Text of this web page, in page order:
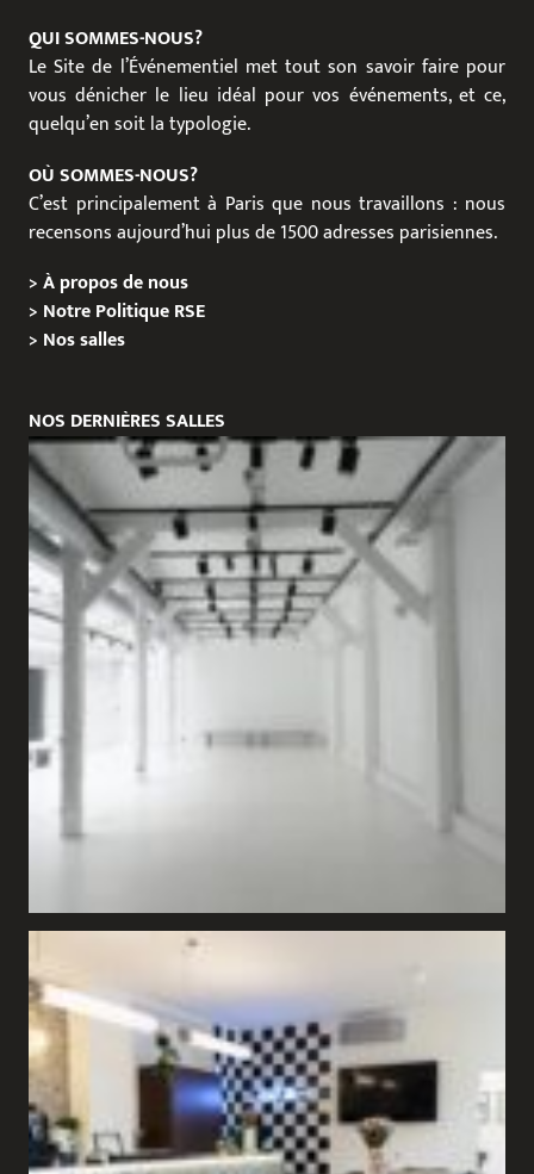
QUI SOMMES-NOUS?
Le Site de l’Événementiel met tout son savoir faire pour
vous dénicher le lieu idéal pour vos événements, et ce,
quelqu’en soit la typologie.
OÙ SOMMES-NOUS?
C’est principalement à Paris que nous travaillons : nous
recensons aujourd’hui plus de 1500 adresses parisiennes.
>À propos de nous
> Notre Politique RSE
> Nos salles
NOS DERNIÈRES SALLES